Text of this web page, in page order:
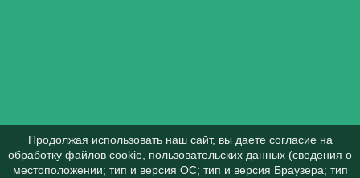
Продолжая использовать наш сайт, вы даете согласие на
обработку файлов cookie, пользовательских данных (сведения о
местоположении; тип и версия ОС; тип и версия Браузера; тип